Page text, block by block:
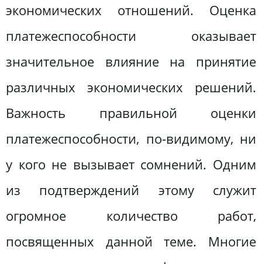
экономических отношений. Оценка
платежеспособности оказывает
значительное влияние на принятие
различных экономических решений.
Важность правильной оценки
платежеспособности, по-видимому, ни
у кого не вызывает сомнений. Одним
из подтверждений этому служит
огромное количество работ,
посвященных данной теме. Многие